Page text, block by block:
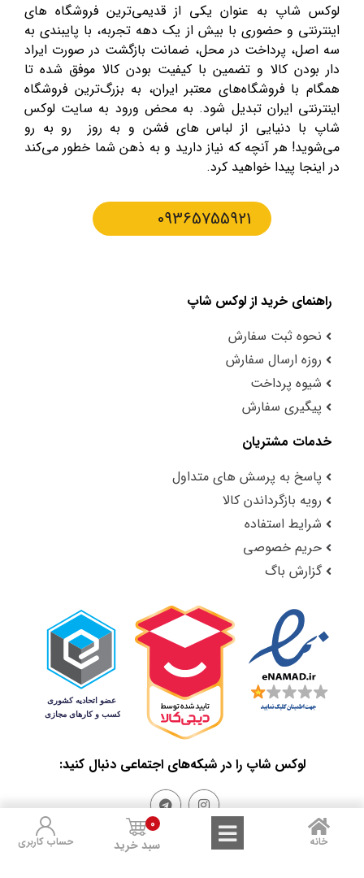
لوکس شاپ به عنوان یکی از قدیمی‌ترین فروشگاه های
اینترنتی و حضوری با بیش از یک دهه تجربه، با پایبندی به
سه اصل، پرداخت در محل، ضمانت بازگشت در صورت ایراد
دار بودن کالا و تضمین با کیفیت بودن کالا موفق شده تا
همگام با فروشگاه‌های معتبر ایران، به بزرگ‌ترین فروشگاه
اینترنتی ایران تبدیل شود. به محض ورود به سایت لوکس
شاپ با دنیایی از لباس های فشن و به روز رو به رو
می‌شوید! هر آنچه که نیاز دارید و به ذهن شما خطور می‌کند
در اینجا پیدا خواهید کرد.
09365755921
راهنمای خرید از لوکس شاپ
نحوه ثبت سفارش
روزه ارسال سفارش
شیوه پرداخت
پیگیری سفارش
خدمات مشتریان
پاسخ به پرسش های متداول
رویه بازگرداندن کالا
شرایط استفاده
حریم خصوصی
گزارش باگ
لوکس شاپ را در شبکه‌های اجتماعی دنبال کنید:
خانه سبد خرید
0
حساب کاربری